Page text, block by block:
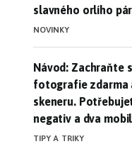
slavného orlího
NOVINKY
Návod: Zachraňte
Návod: Zachraňte
fotografie zdarma
skeneru.
negativ a dva
TIPY A TRIKY